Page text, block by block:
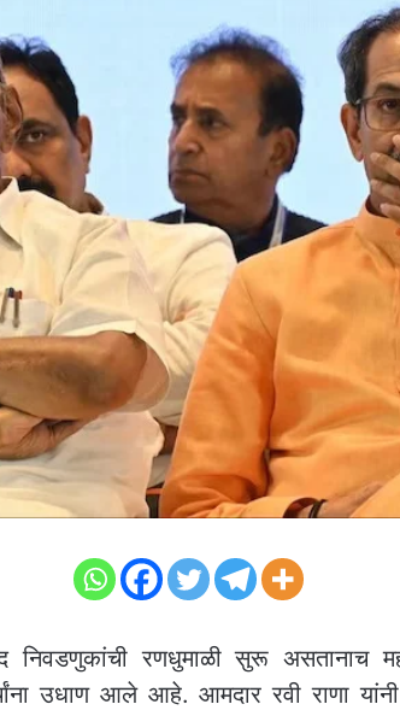
निवडणुकांची रणधुमाळी सुरू असतानाच
उधाण आले आहे. आमदार रवी राणा